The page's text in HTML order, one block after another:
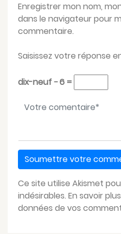
Enregistrer mon nom,
dans le navigateur pour
commentaire.
Saisissez votre réponse
dix-neuf − 6 =
Votre message*
Ce site utilise Akismet
indésirables. En savoir
données de vos